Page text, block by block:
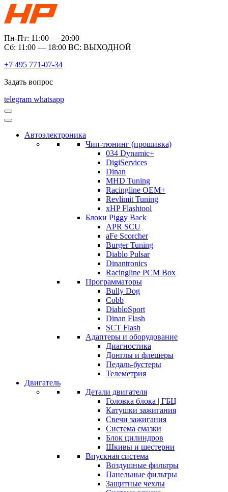
Пн-Пт: 11:00 — 20:00
Сб: 11:00 — 18:00 ВС: ВЫХОДНОЙ
+7 495 771-07-34
Задать вопрос
telegram whatsapp
Автоэлектроника
Чип-тюнинг (прошивка)
034 Dynamic+
DigiServices
Dinan
MHD Tuning
Racingline OEM+
Revlimit Tuning
xHP Flashtool
Блоки Piggy Back
APR SCU
aFe Scorcher
Burger Tuning
Diablo Pulsar
Dinantronics
Racingline PCM Box
Программаторы
Bully Dog
Cobb
DiabloSport
Dinan Flash
SCT Flash
Адаптеры и оборудование
Диагностика
Донглы и флешеры
Педаль-бустеры
Телеметрия
Двигатель
Детали двигателя
Головка блока | ГБЦ
Катушки зажигания
Свечи зажигания
Система смазки
Блок цилиндров
Шкивы и шестерни
Впускная система
Воздушные фильтры
Панельные фильтры
Защитные чехлы